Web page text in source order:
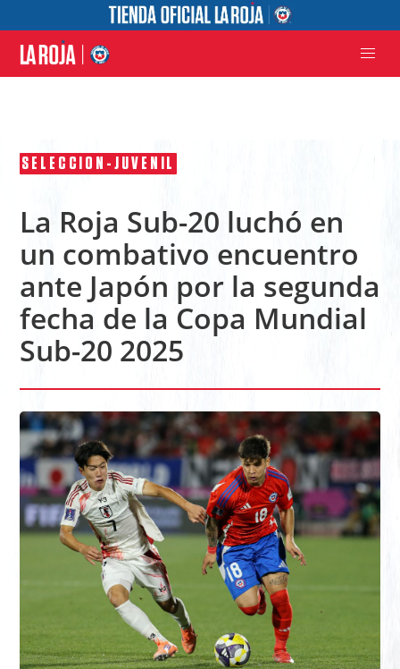
SELECCION-JUVENIL
La Roja Sub-20 luchó en
un combativo encuentro
ante Japón por la segunda
fecha de la Copa Mundial
Sub-20 2025